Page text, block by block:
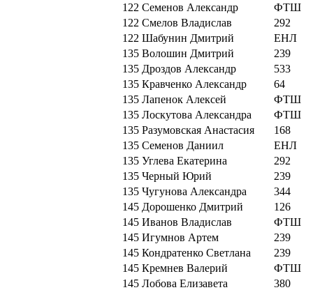
122 Семенов Александр
ФТШ
122 Смелов Владислав
292
122 Шабунин Дмитрий
ЕНЛ
135 Волошин Дмитрий
239
135 Дроздов Александр
533
135 Кравченко Александр
64
135 Лапенок Алексей
ФТШ
135 Лоскутова Александра
ФТШ
135 Разумовская Анастасия
168
135 Семенов Даниил
ЕНЛ
135 Углева Екатерина
292
135 Черный Юрий
239
135 Чугунова Александра
344
145 Дорошенко Дмитрий
126
145 Иванов Владислав
ФТШ
145 Игумнов Артем
239
145 Кондратенко Светлана
239
145 Кремнев Валерий
ФТШ
145 Лобова Елизавета
380